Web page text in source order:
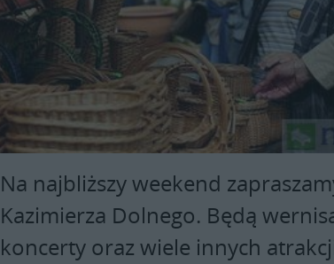
Na najbliższy weekend
Kazimierza Dolnego. Będą
koncerty oraz wiele innych